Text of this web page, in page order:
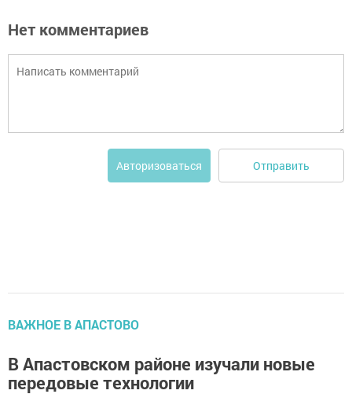
Нет комментариев
Авторизоваться Отправить
ВАЖНОЕ В АПАСТОВО
В Апастовском районе изучали новые
передовые технологии